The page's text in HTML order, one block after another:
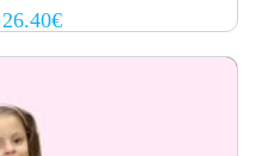
Original
price
26.40€Current
price